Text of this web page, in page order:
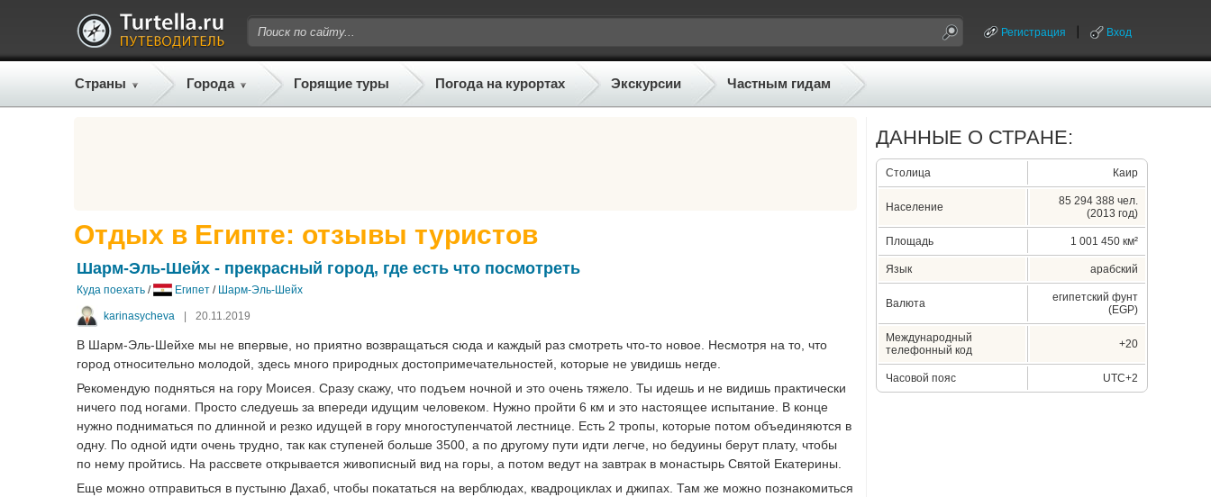
Регистрация Вход
Страны Города Горящие туры Погода на курортах Экскурсии Частным гидам
Отдых в Египте: отзывы туристов
Шарм-Эль-Шейх - прекрасный город, где есть что посмотреть
Куда поехать / Египет / Шарм-Эль-Шейх
karinasycheva | 20.11.2019
В Шарм-Эль-Шейхе мы не впервые, но приятно возвращаться сюда и каждый раз смотреть что-то новое. Несмотря на то, что
город относительно молодой, здесь много природных достопримечательностей, которые не увидишь негде.
Рекомендую подняться на гору Моисея. Сразу скажу, что подъем ночной и это очень тяжело. Ты идешь и не видишь практически
ничего под ногами. Просто следуешь за впереди идущим человеком. Нужно пройти 6 км и это настоящее испытание. В конце
нужно подниматься по длинной и резко идущей в гору многоступенчатой лестнице. Есть 2 тропы, которые потом объединяются в
одну. По одной идти очень трудно, так как ступеней больше 3500, а по другому пути идти легче, но бедуины берут плату, чтобы
по нему пройтись. На рассвете открывается живописный вид на горы, а потом ведут на завтрак в монастырь Святой Екатерины.
Еще можно отправиться в пустыню Дахаб, чтобы покататься на верблюдах, квадроциклах и джипах. Там же можно познакомиться
ДАННЫЕ О СТРАНЕ:
Столица Каир
Население
85 294 388 чел.
(2013 год)
Площадь 1 001 450 км²
Язык арабский
Валюта
египетский фунт
(EGP)
Международный
телефонный код
+20
Часовой пояс UTC+2